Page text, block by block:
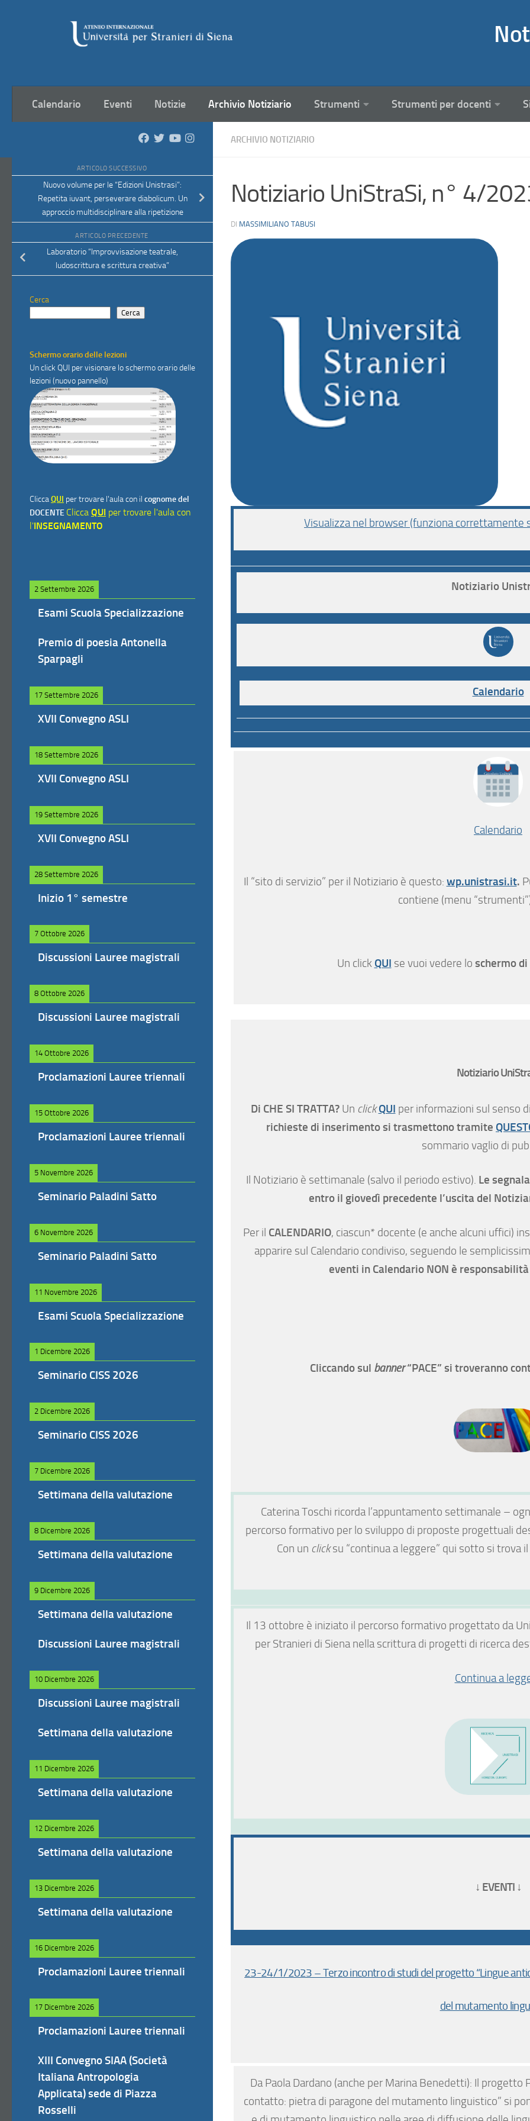
Calendario Eventi Notizie Archivio Notiziario Strumenti Strumenti per docenti
ARCHIVIO NOTIZIARIO
Notiziario UniStraSi, n° 4/
DI MASSIMILIANO TABUSI
Visualizza nel browser (funziona correttamente
Notiziario
Calendario
Calendario
Il “sito di servizio” per il Notiziario è questo: wp.unistrasi.it.
contiene (menu
Un click QUI se vuoi vedere lo schermo
Notiziario
Di CHE SI TRATTA? Un clickQUI per informazioni sul senso
richieste di inserimento si trasmettono tramite
sommario vaglio di
Il Notiziario è settimanale (salvo il periodo estivo). Le
entro il giovedì precedente l’uscita del
Per il CALENDARIO, ciascun* docente (e anche alcuni uffici)
apparire sul Calendario condiviso, seguendo le
eventi in Calendario NON è
Cliccando sul banner“PACE” si troveranno
CaterinaToschi ricorda l’appuntamento settimanale –
percorso formativo per lo sviluppo di proposte progettuali
Con un clicksu “continua a leggere” qui sotto si trova
Il 13 ottobre è iniziato il percorso formativo progettato da
per Stranieri di Siena nella scrittura di progetti di ricerca
Continua a
↓ EVENTI ↓
23-24/1/2023 – Terzo incontro di studi del progetto “Lingue
del mutamento
Da Paola Dardano (anche per Marina Benedetti): Il
contatto: pietra di paragone del mutamento linguistico” si
ARTICOLO SUCCESSIVO
Nuovo volume per le “Edizioni Unistrasi”:
Repetita iuvant, perseverare diabolicum. Un
approccio multidisciplinare alla ripetizione
ARTICOLO PRECEDENTE
Laboratorio “Improvvisazione teatrale,
ludoscrittura e scrittura creativa”
Cerca
Cerca
Schermo orario delle lezioni
Un click QUI per visionare lo schermo orario delle
lezioni (nuovo pannello)
CliccaQUI per trovare l'aula con il cognome del
DOCENTE Clicca QUI per trovare l'aula con
l'INSEGNAMENTO
2 Settembre 2026
Esami Scuola Specializzazione
Premio di poesia Antonella
Sparpagli
17 Settembre 2026
XVII Convegno ASLI
18 Settembre 2026
XVII Convegno ASLI
19 Settembre 2026
XVII Convegno ASLI
28 Settembre 2026
Inizio 1° semestre
7 Ottobre 2026
Discussioni Lauree magistrali
8 Ottobre 2026
Discussioni Lauree magistrali
14 Ottobre 2026
Proclamazioni Lauree triennali
15 Ottobre 2026
Proclamazioni Lauree triennali
5 Novembre 2026
Seminario Paladini Satto
6 Novembre 2026
Seminario Paladini Satto
11 Novembre 2026
Esami Scuola Specializzazione
1 Dicembre 2026
Seminario CISS 2026
2 Dicembre 2026
Seminario CISS 2026
7 Dicembre 2026
Settimana della valutazione
8 Dicembre 2026
Settimana della valutazione
9 Dicembre 2026
Settimana della valutazione
Discussioni Lauree magistrali
10 Dicembre 2026
Discussioni Lauree magistrali
Settimana della valutazione
11 Dicembre 2026
Settimana della valutazione
12 Dicembre 2026
Settimana della valutazione
13 Dicembre 2026
Settimana della valutazione
16 Dicembre 2026
Proclamazioni Lauree triennali
17 Dicembre 2026
Proclamazioni Lauree triennali
XIII Convegno SIAA (Società
Italiana Antropologia
Applicata) sede di Piazza
Rosselli